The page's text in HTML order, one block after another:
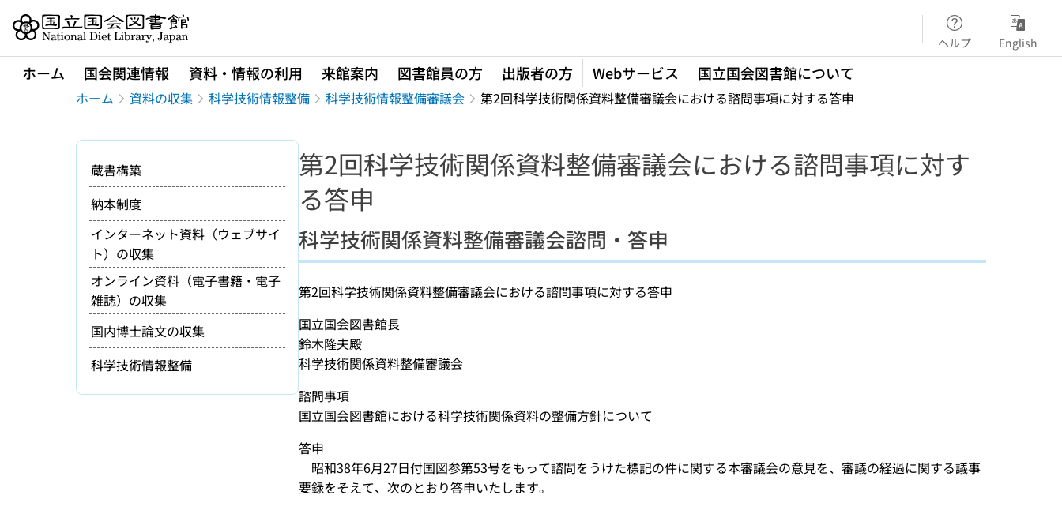
本文へ移動
ヘルプ English
ホーム 国会関連情報 資料・情報の利用 来館案内 図書館員の方 出版者の方 Webサービス 国立国会図書館について
ホーム 資料の収集 科学技術情報整備 科学技術情報整備審議会 第2回科学技術関係資料整備審議会における諮問事項に対する答申
第2回科学技術関係資料整備審議会における諮問事項に対す
る答申
科学技術関係資料整備審議会諮問・答申
第2回科学技術関係資料整備審議会における諮問事項に対する答申
国立国会図書館長
鈴木隆夫殿
科学技術関係資料整備審議会
諮問事項
国立国会図書館における科学技術関係資料の整備方針について
答申
昭和38年6月27日付国図参第53号をもって諮問をうけた標記の件に関する本審議会の意見を、審議の経過に関する議事
要録をそえて、次のとおり答申いたします。
蔵書構築
納本制度
インターネット資料（ウェブサイ
ト）の収集
オンライン資料（電子書籍・電子
雑誌）の収集
国内博士論文の収集
科学技術情報整備